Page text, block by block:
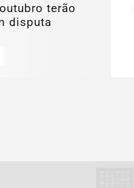
terão
disputa